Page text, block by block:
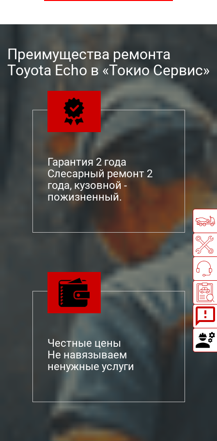
Преимущества ремонта
Toyota Echo в «Токио Сервис»
Гарантия 2 года
Слесарный ремонт 2
года, кузовной -
пожизненный.
Честные цены
Не навязываем
ненужные услуги